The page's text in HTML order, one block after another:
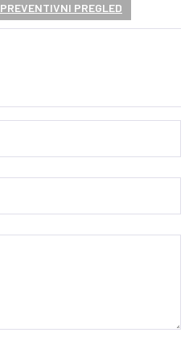
PREVENTIVNI PREGLED